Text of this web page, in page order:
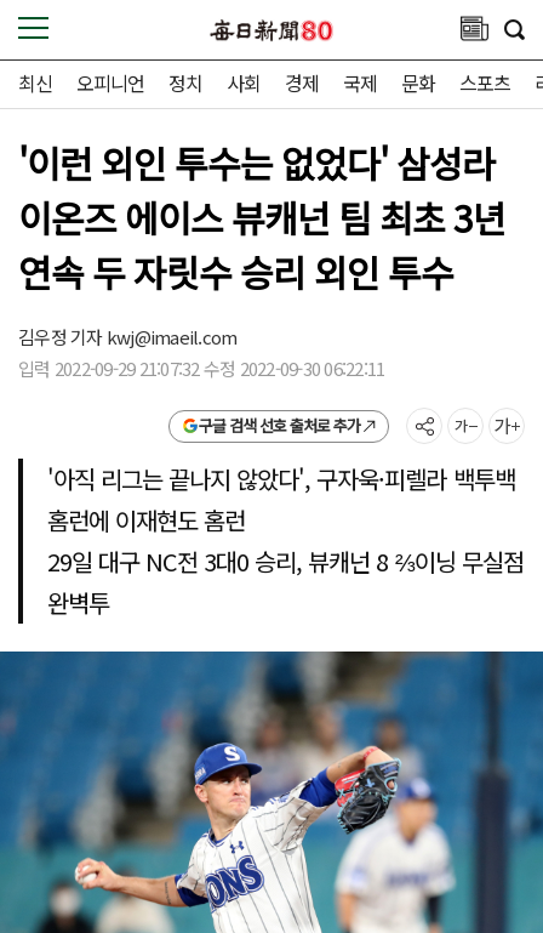
최신 오피니언 정치 사회 경제 국제 문화 스포츠
'이런 외인 투수는 없었다' 삼성라
이온즈 에이스 뷰캐넌 팀 최초 3년
연속 두 자릿수 승리 외인 투수
김우정 기자kwj@imaeil.com
입력 2022-09-29 21:07:32 수정 2022-09-30 06:22:11
구글 검색 선호 출처로 추가
'아직 리그는 끝나지 않았다', 구자욱·피렐라 백투백
홈런에 이재현도 홈런
29일 대구 NC전 3대0 승리, 뷰캐넌 8 ⅔이닝 무실점
완벽투